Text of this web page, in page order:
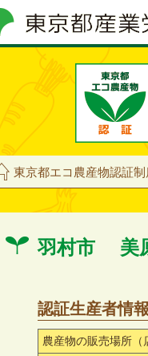
東京都エコ農産物認証
羽村市 美
認証生産者情報
農産物の販売場所（